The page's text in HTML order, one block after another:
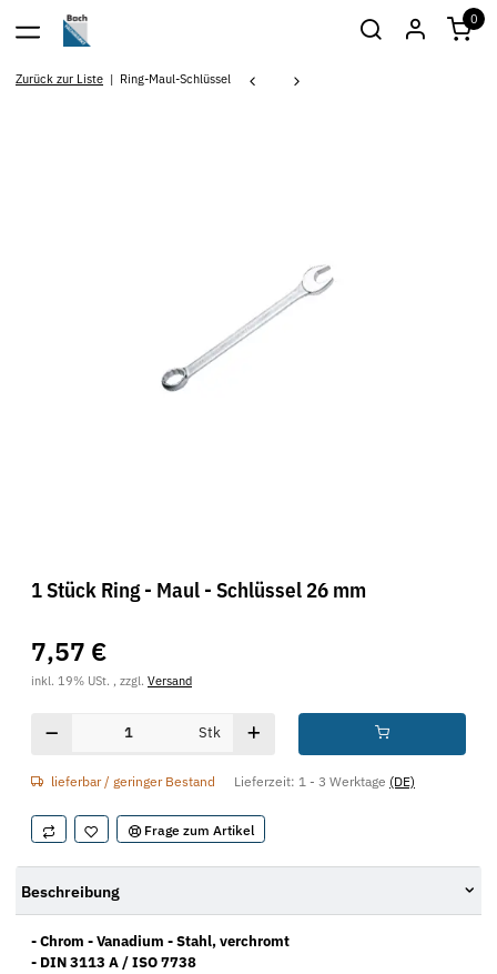
0
Zurück zur Liste Ring-Maul-Schlüssel
1 Stück Ring - Maul - Schlüssel 26 mm
7,57 €
inkl. 19% USt. , zzgl. Versand
Stk
lieferbar / geringer Bestand Lieferzeit: 1 - 3 Werktage (DE)
Frage zum Artikel
Beschreibung
- Chrom - Vanadium - Stahl, verchromt
- DIN 3113 A / ISO 7738